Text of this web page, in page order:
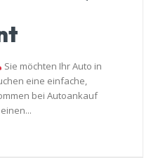
eine einfache,
bei Autoankauf